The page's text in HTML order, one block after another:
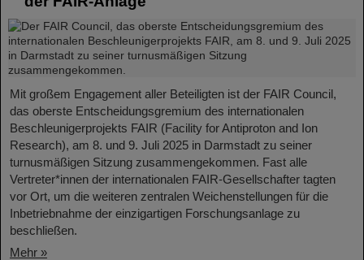
Mit großem Engagement aller Beteiligten ist der FAIR Council,
das oberste Entscheidungsgremium des internationalen
Beschleunigerprojekts FAIR (Facility for Antiproton and Ion
Research), am 8. und 9. Juli 2025 in Darmstadt zu seiner
turnusmäßigen Sitzung zusammengekommen. Fast alle
Vertreter*innen der internationalen FAIR-Gesellschafter tagten
vor Ort, um die weiteren zentralen Weichenstellungen für die
Inbetriebnahme der einzigartigen Forschungsanlage zu
beschließen.
Mehr »